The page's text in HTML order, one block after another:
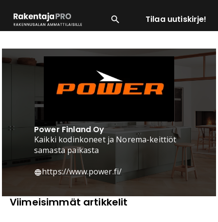
Tilaa uutiskirje!
SUOSITUIMMAT ENERGIA LVI
Power Finland Oy
Kaikki kodinkoneet ja Norema-keittiöt
samasta paikasta
https://www.power.fi/
Viimeisimmät artikkelit